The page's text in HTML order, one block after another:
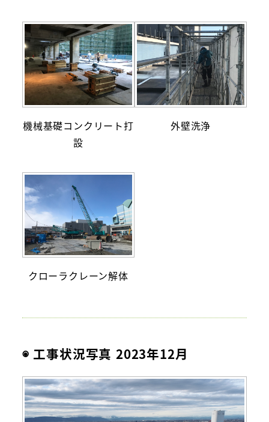
機械基礎コンクリート打
設
外壁洗浄
クローラクレーン解体
◉ 工事状況写真 2023年12月